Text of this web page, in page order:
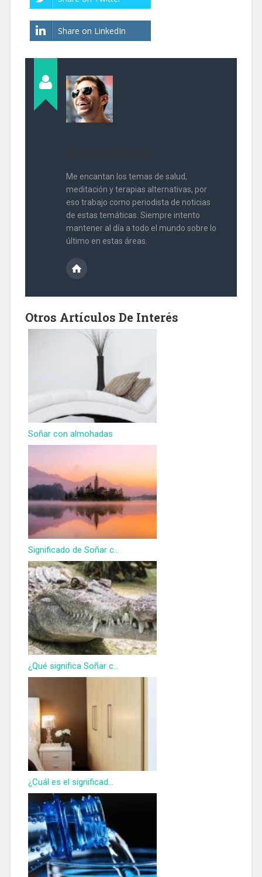
Share on LinkedIn
Me encantan los temas de salud,
meditación y terapias alternativas, por
eso trabajo como periodista de noticias
de estas temáticas. Siempre intento
mantener al día a todo el mundo sobre lo
último en estas áreas.
Otros Artículos De Interés
Soñar con almohadas
Significado de Soñar c...
¿Qué significa Soñar c...
¿Cuál es el significad...